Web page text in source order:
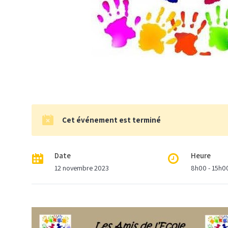
Cet événement est terminé
Date
12 novembre 2023
Heure
8h00 -